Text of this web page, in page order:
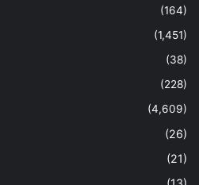
(164)
(1,451)
(38)
(228)
(4,609)
(26)
(21)